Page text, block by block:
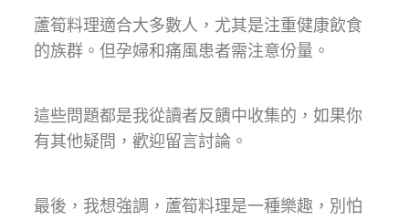
蘆筍料理適合大多數人，尤其是注重健康飲食
的族群。但孕婦和痛風患者需注意份量。
這些問題都是我從讀者反饋中收集的，如果你
有其他疑問，歡迎留言討論。
最後，我想強調，蘆筍料理是一種樂趣，別怕